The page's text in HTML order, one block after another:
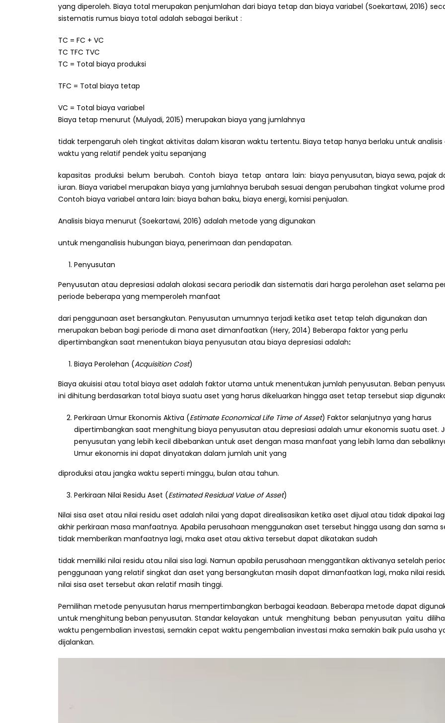
yang diperoleh. Biaya total merupakan penjumlahan dari biaya tetap dan biaya variabel (Soekartawi, 2016)
sistematis rumus biaya total adalah sebagai berikut :
TC = FC + VC
TC TFC TVC
TC = Total biaya produksi
TFC = Total biaya tetap
VC = Total biaya variabel
Biaya tetap menurut (Mulyadi, 2015) merupakan biaya yang jumlahnya
tidak terpengaruh oleh tingkat aktivitas dalam kisaran waktu tertentu. Biaya tetap hanya berlaku untuk analisis
waktu yang relatif pendek yaitu sepanjang
kapasitas produksi belum berubah. Contoh biaya tetap antara lain: biaya penyusutan, biaya sewa, pajak
iuran. Biaya variabel merupakan biaya yang jumlahnya berubah sesuai dengan perubahan tingkat volume
Contoh biaya variabel antara lain: biaya bahan baku, biaya energi, komisi penjualan.
Analisis biaya menurut (Soekartawi, 2016) adalah metode yang digunakan
untuk menganalisis hubungan biaya, penerimaan dan pendapatan.
Penyusutan
Penyusutan atau depresiasi adalah alokasi secara periodik dan sistematis dari harga perolehan aset selama
periode beberapa yang memperoleh manfaat
dari penggunaan aset bersangkutan. Penyusutan umumnya terjadi ketika aset tetap telah digunakan dan
merupakan beban bagi periode di mana aset dimanfaatkan (Hery, 2014) Beberapa faktor yang perlu
dipertimbangkan saat menentukan biaya penyusutan atau biaya depresiasi adalah:
Biaya Perolehan (Acquisition Cost)
Biaya akuisisi atau total biaya aset adalah faktor utama untuk menentukan jumlah penyusutan. Beban
ini dihitung berdasarkan total biaya suatu aset yang harus dikeluarkan hingga aset tetap tersebut siap
Perkiraan Umur Ekonomis Aktiva (Estimate Economical Life Time of Asset) Faktor selanjutnya yang harus
dipertimbangkan saat menghitung biaya penyusutan atau depresiasi adalah umur ekonomis suatu aset.
penyusutan yang lebih kecil dibebankan untuk aset dengan masa manfaat yang lebih lama dan
Umur ekonomis ini dapat dinyatakan dalam jumlah unit yang
diproduksi atau jangka waktu seperti minggu, bulan atau tahun.
Perkiraan Nilai Residu Aset (Estimated Residual Value of Asset)
Nilai sisa aset atau nilai residu aset adalah nilai yang dapat direalisasikan ketika aset dijual atau tidak dipakai
akhir perkiraan masa manfaatnya. Apabila perusahaan menggunakan aset tersebut hingga usang dan sama
tidak memberikan manfaatnya lagi, maka aset atau aktiva tersebut dapat dikatakan sudah
tidak memiliki nilai residu atau nilai sisa lagi. Namun apabila perusahaan menggantikan aktivanya setelah
penggunaan yang relatif singkat dan aset yang bersangkutan masih dapat dimanfaatkan lagi, maka nilai
nilai sisa aset tersebut akan relatif masih tinggi.
Pemilihan metode penyusutan harus mempertimbangkan berbagai keadaan. Beberapa metode dapat
untuk menghitung beban penyusutan. Standar kelayakan untuk menghitung beban penyusutan yaitu
waktu pengembalian investasi, semakin cepat waktu pengembalian investasi maka semakin baik pula usaha
dijalankan.